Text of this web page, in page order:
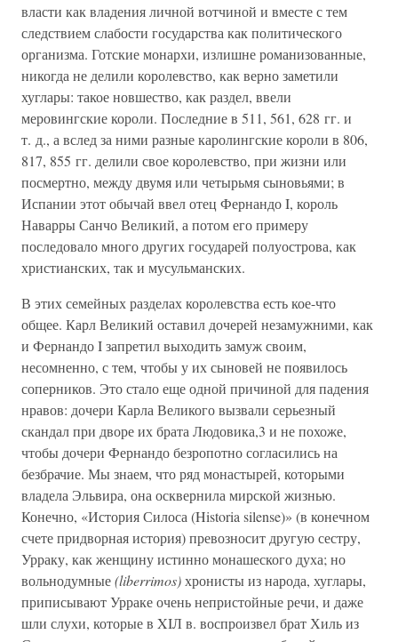
власти как владения личной вотчиной и вместе с тем
следствием слабости государства как политического
организма. Готские монархи, излишне романизованные,
никогда не делили королевство, как верно заметили
хуглары: такое новшество, как раздел, ввели
меровингские короли. Последние в 511, 561, 628 гг. и
т. д., а вслед за ними разные каролингские короли в 806,
817, 855 гг. делили свое королевство, при жизни или
посмертно, между двумя или четырьмя сыновьями; в
Испании этот обычай ввел отец Фернандо I, король
Наварры Санчо Великий, а потом его примеру
последовало много других государей полуострова, как
христианских, так и мусульманских.
В этих семейных разделах королевства есть кое-что
общее. Карл Великий оставил дочерей незамужними, как
и Фернандо I запретил выходить замуж своим,
несомненно, с тем, чтобы у их сыновей не появилось
соперников. Это стало еще одной причиной для падения
нравов: дочери Карла Великого вызвали серьезный
скандал при дворе их брата Людовика,3 и не похоже,
чтобы дочери Фернандо безропотно согласились на
безбрачие. Мы знаем, что ряд монастырей, которыми
владела Эльвира, она осквернила мирской жизнью.
Конечно, «История Силоса (Historia silense)» (в конечном
счете придворная история) превозносит другую сестру,
Урраку, как женщину истинно монашеского духа; но
вольнодумные(liberrimos)хронисты из народа, хуглары,
приписывают Урраке очень непристойные речи, и даже
шли слухи, которые в XIЛ в. воспроизвел брат Хиль из